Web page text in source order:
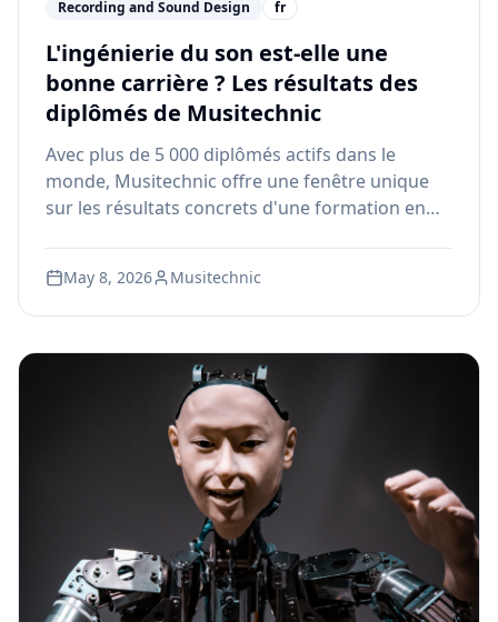
Recording and Sound Design fr
L'ingénierie du son est-elle une
bonne carrière ? Les résultats des
diplômés de Musitechnic
Avec plus de 5 000 diplômés actifs dans le
monde, Musitechnic offre une fenêtre unique
sur les résultats concrets d'une formation en
trajectoires de carrière.
May 8, 2026 Musitechnic